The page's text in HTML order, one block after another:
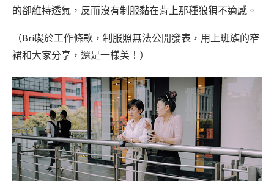
的卻維持透氣，反而沒有制服黏在背上那種狼狽不適感。
（Bri礙於工作條款，制服照無法公開發表，用上班族的窄
裙和大家分享，還是一樣美！）